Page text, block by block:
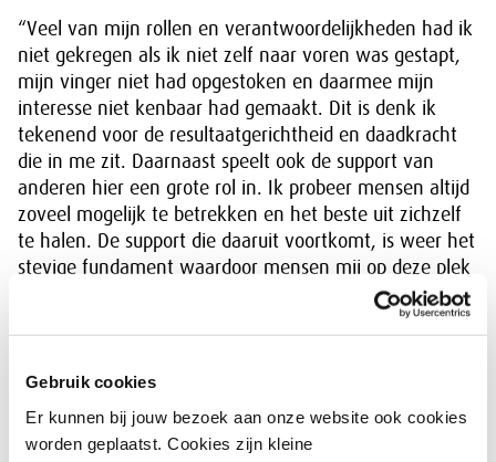
Gebruik cookies
Er kunnen bij jouw bezoek aan onze website ook cookies
worden geplaatst. Cookies zijn kleine
“Veel van mijn rollen en verantwoordelijkheden had ik
niet gekregen als ik niet zelf naar voren was gestapt,
mijn vinger niet had opgestoken en daarmee mijn
interesse niet kenbaar had gemaakt. Dit is denk ik
tekenend voor de resultaatgerichtheid en daadkracht
die in me zit. Daarnaast speelt ook de support van
anderen hier een grote rol in. Ik probeer mensen altijd
zoveel mogelijk te betrekken en het beste uit zichzelf
te halen. De support die daaruit voortkomt, is weer het
stevige fundament waardoor mensen mij op deze plek
accepteren. Het is echt een wisselwerking.”
Wat zijn de levenslessen die je wilt
doorgeven? Hoe ben je tot deze
levenslessen gekomen?